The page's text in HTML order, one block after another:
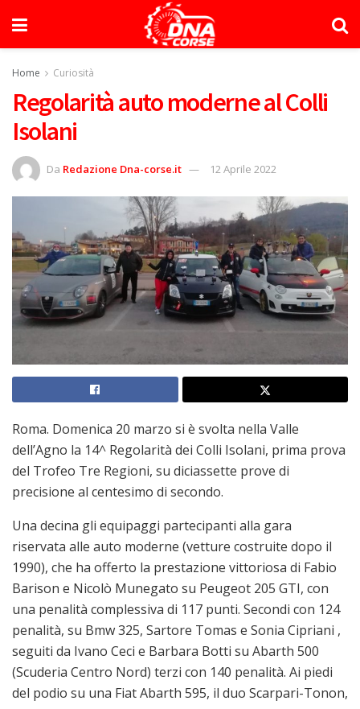
Home Curiosità
Regolarità auto moderne al Colli
Isolani
Da Redazione Dna-corse.it 12 Aprile 2022
Roma. Domenica 20 marzo si è svolta nella Valle
dell’Agno la 14^ Regolarità dei Colli Isolani, prima prova
del Trofeo Tre Regioni, su diciassette prove di
precisione al centesimo di secondo.
Una decina gli equipaggi partecipanti alla gara
riservata alle auto moderne (vetture costruite dopo il
1990), che ha offerto la prestazione vittoriosa di Fabio
Barison e Nicolò Munegato su Peugeot 205 GTI, con
una penalità complessiva di 117 punti. Secondi con 124
penalità, su Bmw 325, Sartore Tomas e Sonia Cipriani ,
seguiti da Ivano Ceci e Barbara Botti su Abarth 500
(Scuderia Centro Nord) terzi con 140 penalità. Ai piedi
del podio su una Fiat Abarth 595, il duo Scarpari-Tonon,